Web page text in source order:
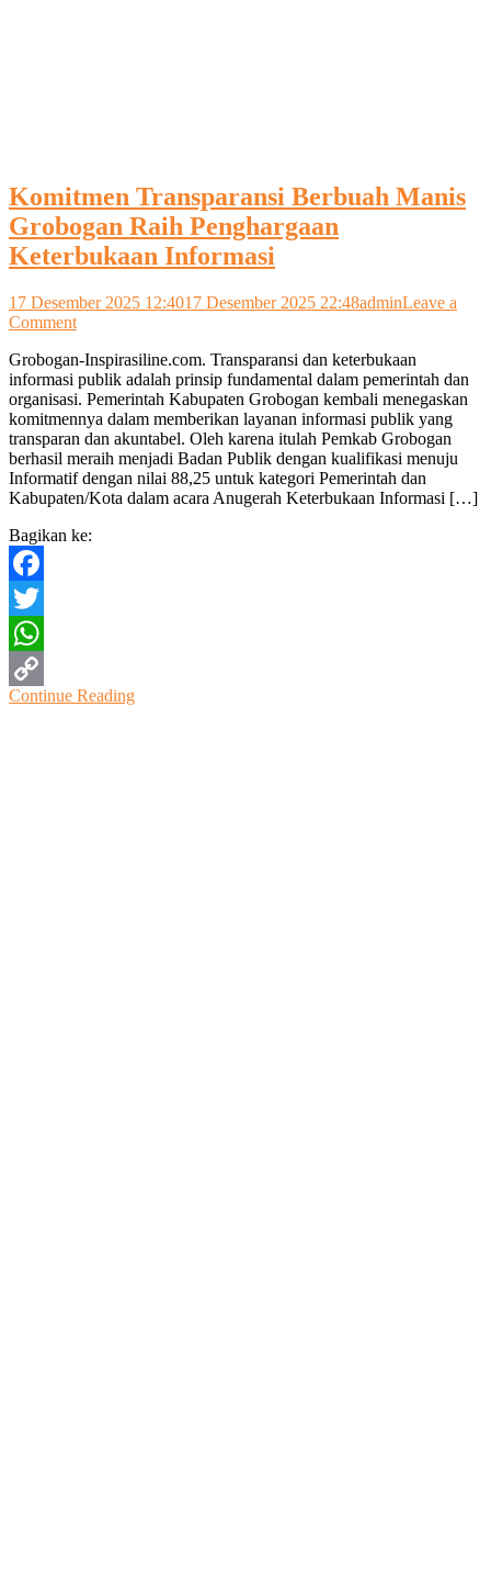
Komitmen Transparansi Berbuah Manis
Grobogan Raih Penghargaan
Keterbukaan Informasi
17 Desember 2025 12:4017 Desember 2025 22:48adminLeave a
Commenton
Transparansi
Berbuah
Manis
Grobogan
Raih
Penghargaan
Keterbukaan
Informasi
Grobogan-Inspirasiline.com. Transparansi dan keterbukaan
informasi publik adalah prinsip fundamental dalam pemerintah dan
organisasi. Pemerintah Kabupaten Grobogan kembali menegaskan
komitmennya dalam memberikan layanan informasi publik yang
transparan dan akuntabel. Oleh karena itulah Pemkab Grobogan
berhasil meraih menjadi Badan Publik dengan kualifikasi menuju
Informatif dengan nilai 88,25 untuk kategori Pemerintah dan
Kabupaten/Kota dalam acara Anugerah Keterbukaan Informasi […]
Bagikan ke:
Facebook
Twitter
WhatsApp
Copy
Continue Reading